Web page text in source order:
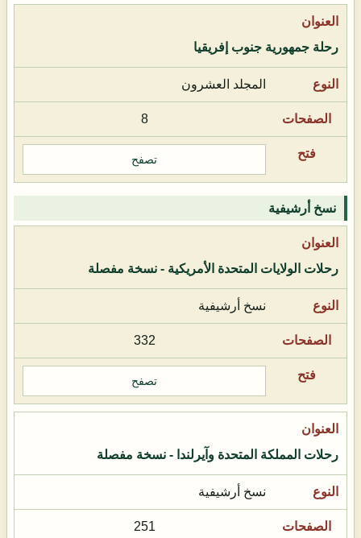
رحلة جمهورية جنوب إفريقيا
المجلد العشرون
8
تصفح
نسخ أرشيفية
رحلات الولايات المتحدة الأمريكية - نسخة مفصلة
نسخ أرشيفية
332
تصفح
رحلات المملكة المتحدة وآيرلندا - نسخة مفصلة
نسخ أرشيفية
251